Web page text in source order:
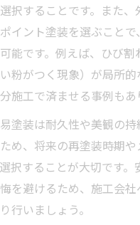
択することです。また、
イント塗装を選ぶこと
能です。例えば、ひび
い粉がつく現象）が局所
施工で済ませる事例もあ
塗装は耐久性や美観の
め、将来の再塗装時期
択することが大切です。
を避けるため、施工会
行いましょう。